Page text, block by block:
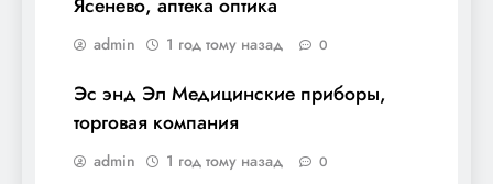
admin 1 год тому назад 0
Эс энд Эл Медицинские приборы,
торговая компания
admin 1 год тому назад 0